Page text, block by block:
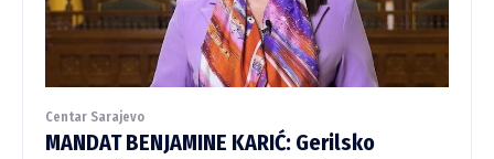
Centar Sarajevo
MANDAT BENJAMINE KARIĆ: Gerilsko